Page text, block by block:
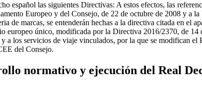
español las siguientes Directivas: A estos efectos, las
Europeo y del Consejo, de 22 de octubre de 2008 y a
de marcas, se entenderán hechas a la directiva citada en
europeo único, modificada por la Directiva 2016/2370, de
a los servicios de viaje vinculados, por la que se modifican
del Consejo.
normativo y ejecución del Real